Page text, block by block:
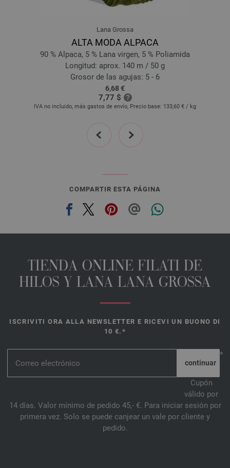
22-jeans azul | EAN: 4033493335089
24-albaricoque | EAN: 4033493335102
25-clavel | EAN: 4033493335119
26-rojo claro | EAN: 4033493341950
27-naranja | EAN: 4033493341967
28-verde delicado | EAN: 4033493341974
Lana Grossa
ALTA MODA ALPACA
90 % Alpaca, 5 % Lana virgen, 5 % Poliamida
Longitud: aprox. 140 m / 50 g
Grosor de las agujas: 5 - 6
6,68 €
7,77 $
IVA no incluido, más gastos de envío, Precio base: 133,60 € / kg
prev next
COMPARTIR ESTA PÁGINA
TIENDA ONLINE FILATI DE
HILOS Y LANA LANA GROSSA
ISCRIVITI ORA ALLA NEWSLETTER E RICEVI UN BUONO DI
10 €.*
*
Cupón
válido por
14 días. Valor mínimo de pedido 45,- €. Para iniciar sesión por
primera vez. Solo se puede canjear un vale por cliente y
pedido.